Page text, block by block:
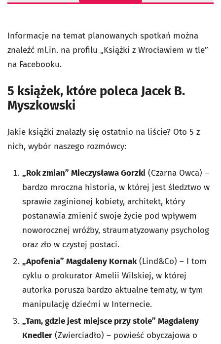
Informacje na temat planowanych spotkań można
znaleźć ml.in. na profilu „Książki z Wrocławiem w tle”
na Facebooku.
5 książek, które poleca Jacek B.
Myszkowski
Jakie książki znalazły się ostatnio na liście? Oto 5 z
nich, wybór naszego rozmówcy:
„Rok zmian” Mieczysława Gorzki (Czarna Owca) –
bardzo mroczna historia, w której jest śledztwo w
sprawie zaginionej kobiety, architekt, który
postanawia zmienić swoje życie pod wpływem
noworocznej wróżby, straumatyzowany psycholog
oraz zło w czystej postaci.
„Apofenia” Magdaleny Kornak(Lind&Co) – I tom
cyklu o prokurator Amelii Wilskiej, w której
autorka porusza bardzo aktualne tematy, w tym
manipulację dziećmi w Internecie.
„Tam, gdzie jest miejsce przy stole” Magdaleny
Knedler (Zwierciadło) – powieść obyczajowa o